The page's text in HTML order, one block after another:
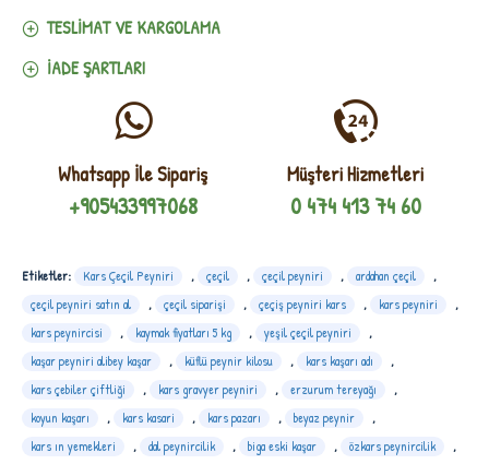
Whatsapp İle Sipariş
+905433997068
Müşteri Hizmetleri
0 474 413 74 60
TESLIMAT VE KARGOLAMA
İADE ŞARTLARI
Etiketler: Kars Çeçil Peyniri , çeçil , çeçil peyniri , ardahan çeçil
,
çeçil peyniri satın al
, çeçil siparişi , çeçiş peyniri kars , kars peyniri
,
kars peynircisi
, kaymak fiyatları 5 kg , yeşil çeçil peyniri
,
kaşar peyniri alibey kaşar
, küflü peynir kilosu , kars kaşarı adı
,
kars çebiler çiftliği
, kars gravyer peyniri , erzurum tereyağı
,
koyun kaşarı
, kars kasari , kars pazarı , beyaz peynir
,
kars ın yemekleri
, dal peynircilik , biga eski kaşar , özkars peynircilik
,